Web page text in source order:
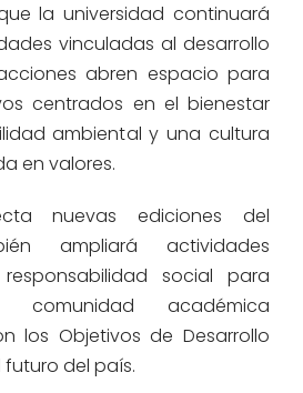
la universidad continuará
vinculadas al desarrollo
abren espacio para
centrados en el bienestar
ambiental y una cultura
en valores.
nuevas ediciones del
ampliará actividades
social para
comunidad académica
los Objetivos de Desarrollo
futuro del país.